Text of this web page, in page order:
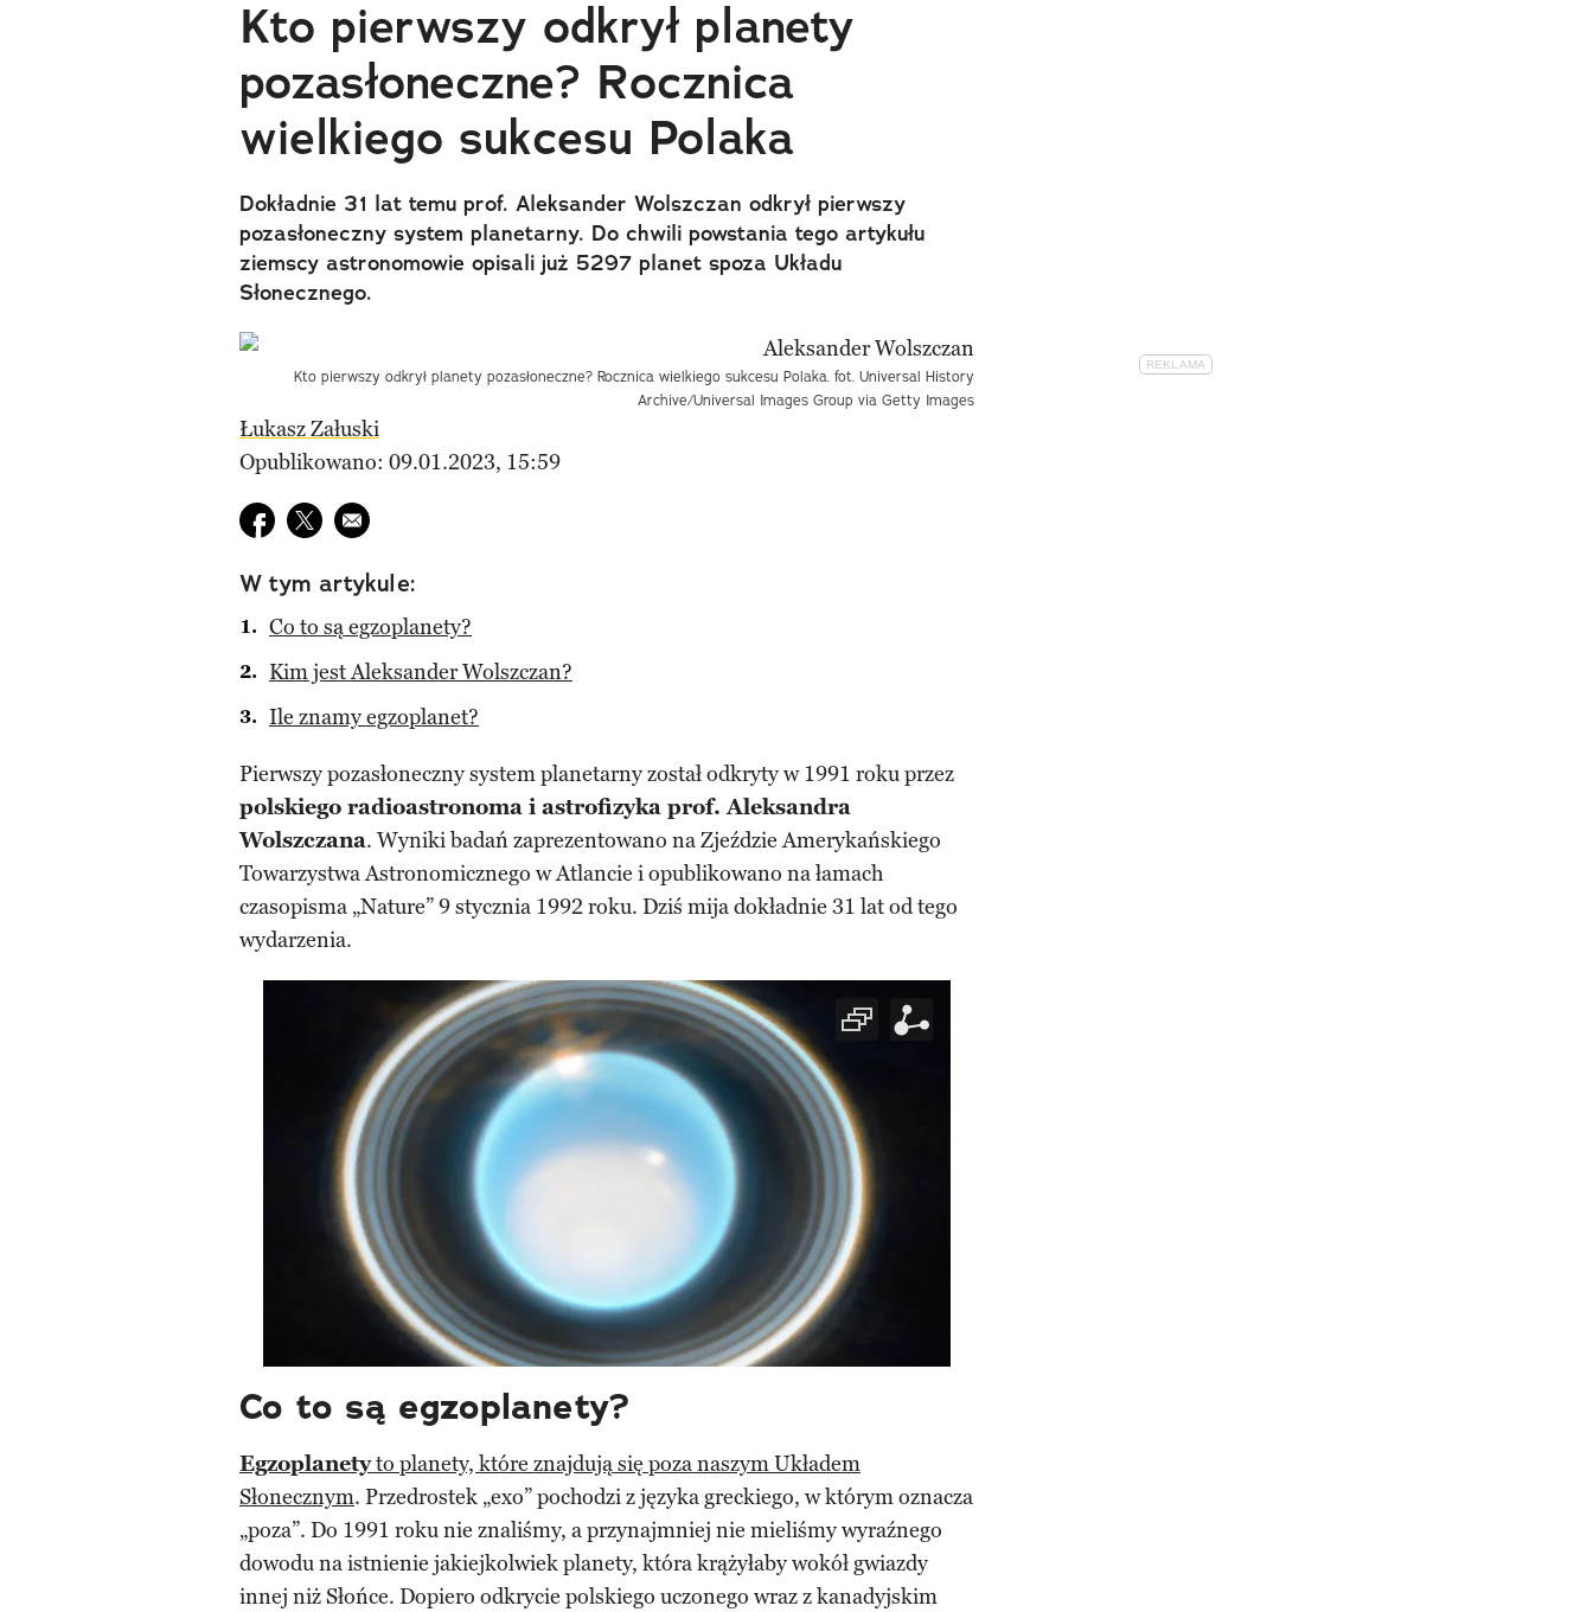
Kto pierwszy odkrył planety
pozasłoneczne? Rocznica
wielkiego sukcesu Polaka
Dokładnie 31 lat temu prof. Aleksander Wolszczan odkrył pierwszy
pozasłoneczny system planetarny. Do chwili powstania tego artykułu
ziemscy astronomowie opisali już 5297 planet spoza Układu
Słonecznego.
Kto pierwszy odkrył planety pozasłoneczne? Rocznica wielkiego sukcesu Polaka. fot. Universal History
Archive/Universal Images Group via Getty Images
Łukasz Załuski
Opublikowano: 09.01.2023, 15:59
Udostępnij na facebook
Udostępnij na twitter
E-mail do przyjaciela
W tym artykule:
Co to są egzoplanety?
Kim jest Aleksander Wolszczan?
Ile znamy egzoplanet?
Pierwszy pozasłoneczny system planetarny został odkryty w 1991 roku przez
polskiego radioastronoma i astrofizyka prof. Aleksandra
Wolszczana. Wyniki badań zaprezentowano na Zjeździe Amerykańskiego
Towarzystwa Astronomicznego w Atlancie i opublikowano na łamach
czasopisma „Nature” 9 stycznia 1992 roku. Dziś mija dokładnie 31 lat od tego
wydarzenia.
Co to są egzoplanety?
Egzoplanetyto planety, które znajdują się poza naszym Układem
Słonecznym. Przedrostek „exo” pochodzi z języka greckiego, w którym oznacza
„poza”. Do 1991 roku nie znaliśmy, a przynajmniej nie mieliśmy wyraźnego
dowodu na istnienie jakiejkolwiek planety, która krążyłaby wokół gwiazdy
innej niż Słońce. Dopiero odkrycie polskiego uczonego wraz z kanadyjskim